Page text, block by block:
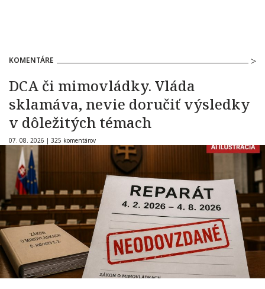
KOMENTÁRE
DCA či mimovládky. Vláda
sklamáva, nevie doručiť výsledky
v dôležitých témach
07. 08. 2026 | 325 komentárov